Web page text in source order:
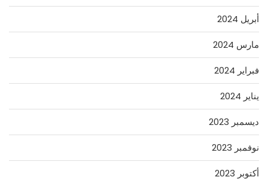
أبريل 2024
مارس 2024
فبراير 2024
يناير 2024
ديسمبر 2023
نوفمبر 2023
أكتوبر 2023